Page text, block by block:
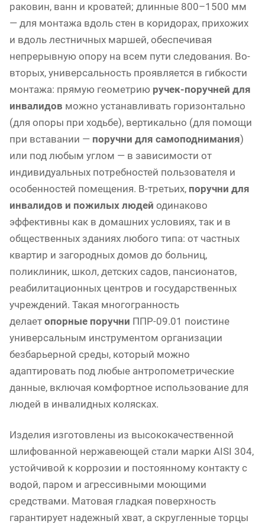
раковин, ванн и кроватей; длинные 800–1500 мм
— для монтажа вдоль стен в коридорах, прихожих
и вдоль лестничных маршей, обеспечивая
непрерывную опору на всем пути следования. Во-
вторых, универсальность проявляется в гибкости
монтажа: прямую геометрию ручек-поручней для
инвалидов можно устанавливать горизонтально
(для опоры при ходьбе), вертикально (для помощи
при вставании — поручни для самоподнимания)
или под любым углом — в зависимости от
индивидуальных потребностей пользователя и
особенностей помещения. В-третьих, поручни для
инвалидов и пожилых людей одинаково
эффективны как в домашних условиях, так и в
общественных зданиях любого типа: от частных
квартир и загородных домов до больниц,
поликлиник, школ, детских садов, пансионатов,
реабилитационных центров и государственных
учреждений. Такая многогранность
делает опорные поручни ППР-09.01 поистине
универсальным инструментом организации
безбарьерной среды, который можно
адаптировать под любые антропометрические
данные, включая комфортное использование для
людей в инвалидных колясках.
Изделия изготовлены из высококачественной
шлифованной нержавеющей стали марки AISI 304,
устойчивой к коррозии и постоянному контакту с
водой, паром и агрессивными моющими
средствами. Матовая гладкая поверхность
гарантирует надежный хват, а скругленные торцы